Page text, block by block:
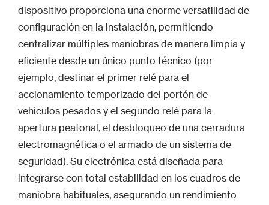
dispositivo proporciona una enorme versatilidad de
configuración en la instalación, permitiendo
centralizar múltiples maniobras de manera limpia y
eficiente desde un único punto técnico (por
ejemplo, destinar el primer relé para el
accionamiento temporizado del portón de
vehículos pesados y el segundo relé para la
apertura peatonal, el desbloqueo de una cerradura
electromagnética o el armado de un sistema de
seguridad). Su electrónica está diseñada para
integrarse con total estabilidad en los cuadros de
maniobra habituales, asegurando un rendimiento